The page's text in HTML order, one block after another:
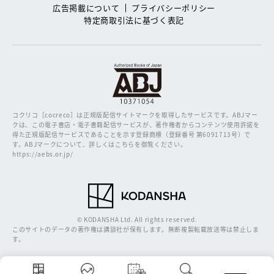
広告掲載について
プライバシーポリシー
特定商取引法に基づく表記
コクリコ［cocreco］は正規版配信サイトマークを取得したサービスです。ABJマー
クは、この電子書店・電子書籍配信サービスが、著作権者からコンテンツ使用許諾を
得た正規版配信サービスであることを示す登録商標（登録番号 第6091713号）で
す。ABJマークについて、詳しくはこちらを御覧ください。
https://aebs.or.jp/
© KODANSHA Ltd. All rights reserved.
このサイトのデータの著作権は講談社が保有します。無断複製転載放送等は禁止しま
す。